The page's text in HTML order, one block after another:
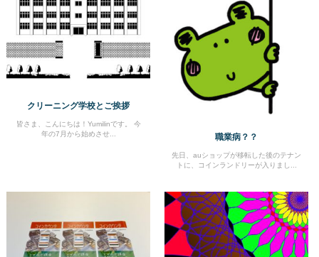
クリーニング学校とご挨拶
皆さま、こんにちは！Yumilinです。 今
年の7月から始めさせ...
職業病？？
先日、auショップが移転した後のテナン
トに、コインランドリーが入りまし...